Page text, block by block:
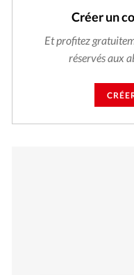
Créer un
Et profitez
réservés aux